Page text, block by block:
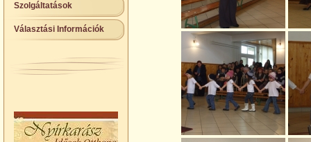
Szolgáltatások
Választási Információk